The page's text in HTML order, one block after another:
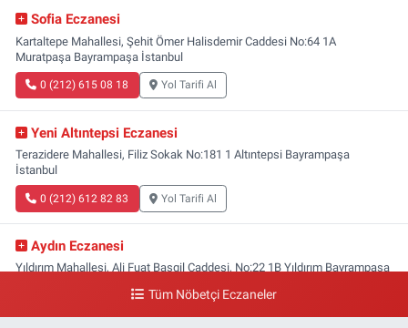
Sofia Eczanesi
Kartaltepe Mahallesi, Şehit Ömer Halisdemir Caddesi No:64 1A
Muratpaşa Bayrampaşa İstanbul
0 (212) 615 08 18 Yol Tarifi Al
Yeni Altıntepsi Eczanesi
Terazidere Mahallesi, Filiz Sokak No:181 1 Altıntepsi Bayrampaşa
İstanbul
0 (212) 612 82 83 Yol Tarifi Al
Aydın Eczanesi
Yıldırım Mahallesi, Ali Fuat Başgil Caddesi, No:22 1B Yıldırım Bayrampaşa
Tüm Nöbetçi Eczaneler